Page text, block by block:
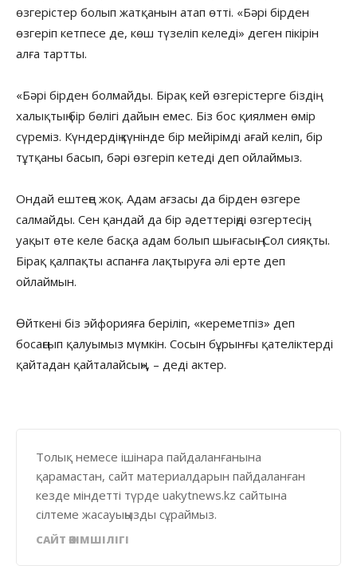
өзгерістер болып жатқанын атап өтті. «Бәрі бірден
өзгеріп кетпесе де, көш түзеліп келеді» деген пікірін
алға тартты.
«Бәрі бірден болмайды. Бірақ кей өзгерістерге біздің
халықтың бір бөлігі дайын емес. Біз бос қиялмен өмір
сүреміз. Күндердің күнінде бір мейірімді ағай келіп, бір
тұтқаны басып, бәрі өзгеріп кетеді деп ойлаймыз.
Ондай ештеңе жоқ. Адам ағзасы да бірден өзгере
салмайды. Сен қандай да бір әдеттеріңді өзгертесің,
уақыт өте келе басқа адам болып шығасың. Сол сияқты.
Бірақ қалпақты аспанға лақтыруға әлі ерте деп
ойлаймын.
Өйткені біз эйфорияға беріліп, «кереметпіз» деп
босаңсып қалуымыз мүмкін. Сосын бұрынғы қателіктерді
қайтадан қайталайсың», – деді актер.
Толық немесе ішінара пайдаланғанына
қарамастан, сайт материалдарын пайдаланған
кезде міндетті түрде uakytnews.kz сайтына
сілтеме жасауыңызды сұраймыз.
САЙТ ӘКІМШІЛІГІ